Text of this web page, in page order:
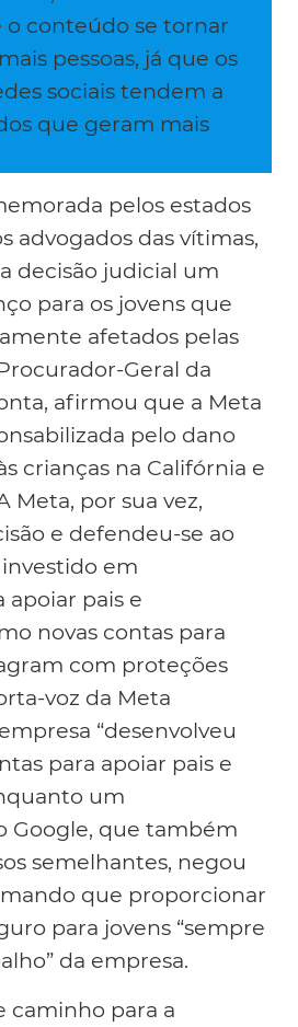
conteúdo se tornar
pessoas, já que os
sociais tendem a
que geram mais
pelos estados
advogados das vítimas,
decisão judicial um
para os jovens que
afetados pelas
Geral da
afirmou que a Meta
pelo dano
crianças na Califórnia e
Meta, por sua vez,
e defendeu-se ao
em
pais e
novas contas para
com proteções
voz da Meta
“desenvolveu
para apoiar pais e
um
Google, que também
semelhantes, negou
que proporcionar
para jovens “sempre
da empresa.
caminho para a